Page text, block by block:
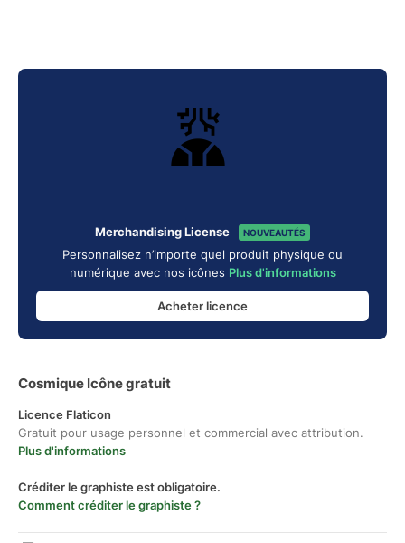
Merchandising License NOUVEAUTÉS
Personnalisez n’importe quel produit physique ou
numérique avec nos icônes Plus d'informations
Acheter licence
Cosmique Icône gratuit
Licence Flaticon
Gratuit pour usage personnel et commercial avec attribution.
Plus d'informations
Créditer le graphiste est obligatoire.
Comment créditer le graphiste ?